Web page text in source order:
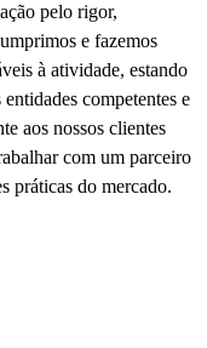
pelo rigor,
e fazemos
à atividade, estando
competentes e
aos nossos clientes
com um parceiro
práticas do mercado.